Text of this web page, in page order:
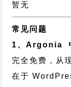
暂无
常见问题
1、Argonia
完全免费，从
在于